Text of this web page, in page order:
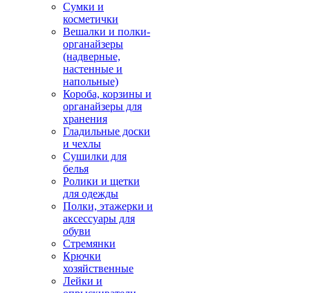
Сумки и
косметички
Вешалки и полки-
органайзеры
(надверные,
настенные и
напольные)
Короба, корзины и
органайзеры для
хранения
Гладильные доски
и чехлы
Сушилки для
белья
Ролики и щетки
для одежды
Полки, этажерки и
аксессуары для
обуви
Стремянки
Крючки
хозяйственные
Лейки и